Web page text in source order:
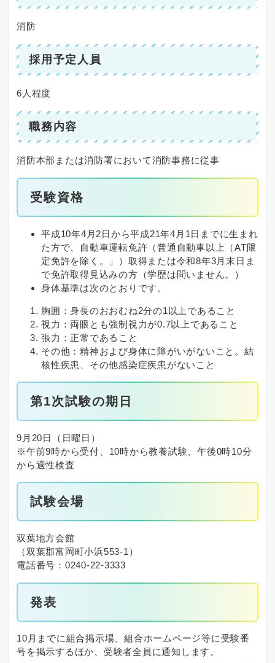
消防
採用予定人員
6人程度
職務内容
消防本部または消防署において消防事務に従事
受験資格
平成10年4月2日から平成21年4月1日までに生まれ
た方で、自動車運転免許（普通自動車以上（AT限
定免許を除く。」）取得または令和8年3月末日ま
で免許取得見込みの方（学歴は問いません。）
身体基準は次のとおりです。
胸囲：身長のおおむね2分の1以上であること
視力：両眼とも強制視力が0.7以上であること
張力：正常であること
その他：精神および身体に障がいがないこと。結
核性疾患、その他感染症疾患がないこと
第1次試験の期日
9月20日（日曜日）
※午前9時から受付、10時から教養試験、午後0時10分
から適性検査
試験会場
双葉地方会館
（双葉郡富岡町小浜553-1）
電話番号：0240-22-3333
発表
10月までに組合掲示場、組合ホームページ等に受験番
号を掲示するほか、受験者全員に通知します。